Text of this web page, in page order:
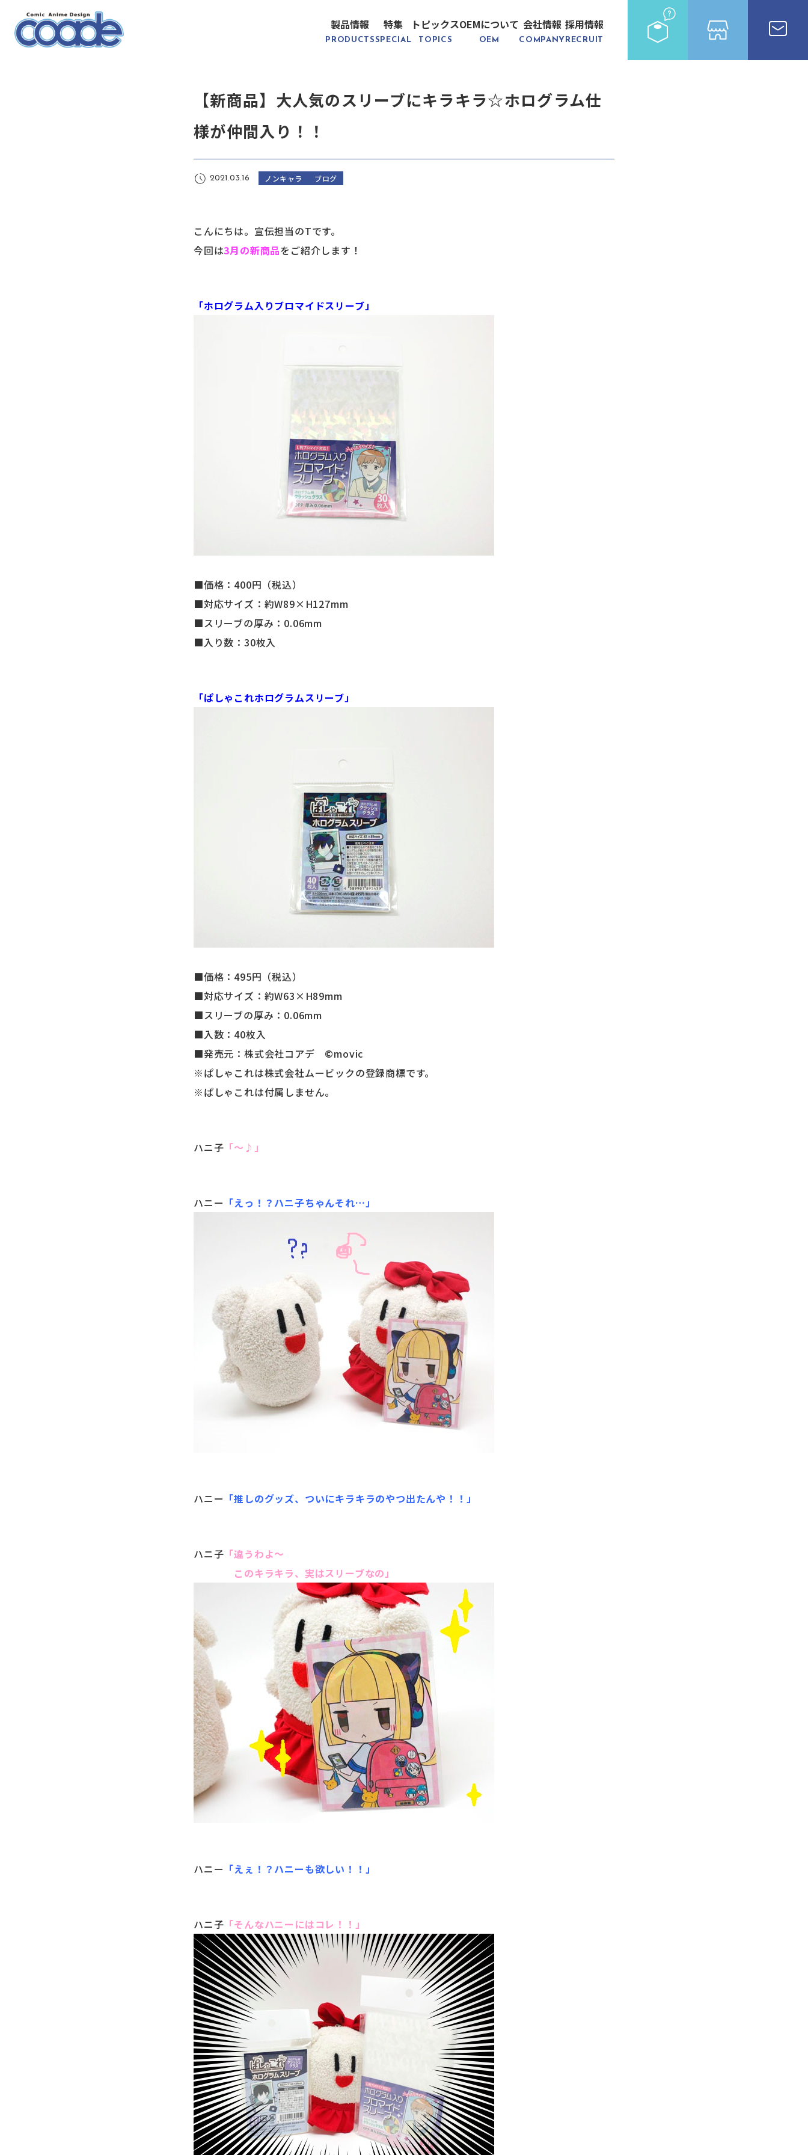
製品情報
PRODUCTS
特集
SPECIAL
トピックス
TOPICS
OEMについて
OEM
会社情報
COMPANY
採用情報
RECRUIT
【新商品】大人気のスリーブにキラキラ☆ホログラム仕
様が仲間入り！！
2021.03.16 ノンキャラ ブログ
こんにちは。宣伝担当のTです。
今回は3月の新商品をご紹介します！
「ホログラム入りブロマイドスリーブ」
■価格：400円（税込）
■対応サイズ：約W89×H127mm
■スリーブの厚み：0.06mm
■入り数：30枚入
「ぱしゃこれホログラムスリーブ」
■価格：495円（税込）
■対応サイズ：約W63×H89mm
■スリーブの厚み：0.06mm
■入数：40枚入
■発売元：株式会社コアデ ©movic
※ぱしゃこれは株式会社ムービックの登録商標です。
※ぱしゃこれは付属しません。
ハニ子 「～♪」
ハニー 「えっ！？ハニ子ちゃんそれ…」
ハニー 「推しのグッズ、ついにキラキラのやつ出たんや！！」
ハニ子 「違うわよ～
このキラキラ、実はスリーブなの」
ハニー 「えぇ！？ハニーも欲しい！！」
ハニ子 「そんなハニーにはコレ！！」